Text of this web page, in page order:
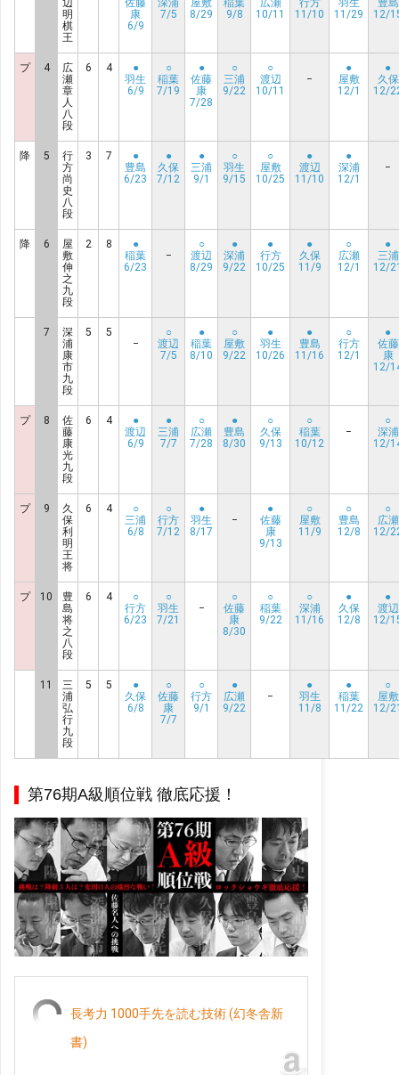
明
棋
王
康
6/9
7/5
8/29
9/8
10/11
11/10
11/29
12/
プ 4
広
瀬
章
人
八
段
6 4
●
羽生
6/9
○
稲葉
7/19
●
佐藤
康
7/28
○
三浦
9/22
○
渡辺
10/11
−
●
屋敷
12/1
●
久保
12/
降 5
行
方
尚
史
八
段
3 7
●
豊島
6/23
●
久保
7/12
●
三浦
9/1
○
羽生
9/15
○
屋敷
10/25
●
渡辺
11/10
●
深浦
12/1
−
降 6
屋
敷
伸
之
九
段
2 8
●
稲葉
6/23
−
○
渡辺
8/29
●
深浦
9/22
●
行方
10/25
●
久保
11/9
○
広瀬
12/1
●
三浦
12/
7
深
浦
康
市
九
段
5
5
−
○
渡辺
7/5
●
稲葉
8/10
○
屋敷
9/22
●
羽生
10/26
●
豊島
11/16
○
行方
12/1
●
佐藤
康
12/
プ 8
佐
藤
康
光
九
段
6 4
●
渡辺
6/9
●
三浦
7/7
○
広瀬
7/28
●
豊島
8/30
○
久保
9/13
○
稲葉
10/12
−
○
深浦
12/
プ 9
久
保
利
明
王
将
6 4
○
三浦
6/8
○
行方
7/12
●
羽生
8/17
−
●
佐藤
康
9/13
○
屋敷
11/9
○
豊島
12/8
○
広瀬
12/
プ 10
豊
島
将
之
八
段
6 4
○
行方
6/23
○
羽生
7/21
−
○
佐藤
康
8/30
○
稲葉
9/22
○
深浦
11/16
●
久保
12/8
●
渡辺
12/
11
三
浦
弘
行
九
段
5 5
●
久保
6/8
○
佐藤
康
7/7
○
行方
9/1
●
広瀬
9/22
−
●
羽生
11/8
●
稲葉
11/22
○
屋敷
12/
第76期A級順位戦 徹底応援！
長考力 1000手先を読む技術 (幻冬舎新
書)